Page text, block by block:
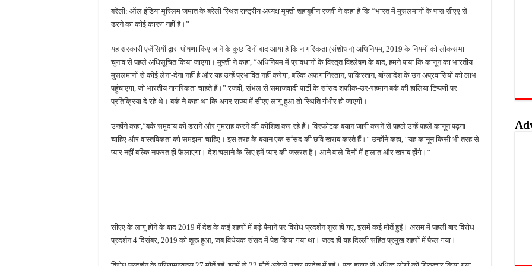
आईटीआई एडमिशन 2026: युवाओं के लिए सुनहरा अवसर, 7 अगस्त तक करें ऑनलाइन आवेदन
भारी बारिश ने खोली अतिक्रमण की पोल, तालाब का गंदा पानी घरों में घुसा, ग्रामीण बेहाल
पेड़ लगाने के विवाद ने लिया हिंसक मोड़, महिला पर कुल्हाड़ी से किया हमला
बरेली: ऑल इंडिया मुस्लिम जमात के बरेली स्थित राष्ट्रीय अध्यक्ष मुफ्ती शहाबुद्दीन रजवी ने कहा है कि “भारत में मुसलमानों के पास सीएए से
डरने का कोई कारण नहीं है।”
यह सरकारी एजेंसियों द्वारा घोषणा किए जाने के कुछ दिनों बाद आया है कि नागरिकता (संशोधन) अधिनियम, 2019 के नियमों को लोकसभा
चुनाव से पहले अधिसूचित किया जाएगा। मुफ्ती ने कहा, “अधिनियम में प्रावधानों के विस्तृत विश्लेषण के बाद, हमने पाया कि कानून का भारतीय
मुसलमानों से कोई लेना-देना नहीं है और यह उन्हें प्रभावित नहीं करेगा, बल्कि अफगानिस्तान, पाकिस्तान, बांग्लादेश के उन अप्रवासियों को लाभ
पहुंचाएगा, जो भारतीय नागरिकता चाहते हैं।” रजवी, संभल से समाजवादी पार्टी के सांसद शफीक-उर-रहमान बर्क की हालिया टिप्पणी पर
प्रतिक्रिया दे रहे थे। बर्क ने कहा था कि अगर राज्य में सीएए लागू हुआ तो स्थिति गंभीर हो जाएगी।
उन्‍होंने कहा,“बर्क समुदाय को डराने और गुमराह करने की कोशिश कर रहे हैं। विस्फोटक बयान जारी करने से पहले उन्हें पहले कानून पढ़ना
चाहिए और वास्तविकता को समझना चाहिए। इस तरह के बयान एक सांसद की छवि खराब करते हैं।” उन्होंने कहा, “यह कानून किसी भी तरह से
प्यार नहीं बल्कि नफरत ही फैलाएगा। देश चलाने के लिए हमें प्यार की जरूरत है। आने वाले दिनों में हालात और खराब होंगे।”
सीएए के लागू होने के बाद 2019 में देश के कई शहरों में बड़े पैमाने पर विरोध प्रदर्शन शुरू हो गए, इसमें कई मौतें हुईं। असम में पहली बार विरोध
प्रदर्शन 4 दिसंबर, 2019 को शुरू हुआ, जब विधेयक संसद में पेश किया गया था। जल्द ही यह दिल्ली सहित प्रमुख शहरों में फैल गया।